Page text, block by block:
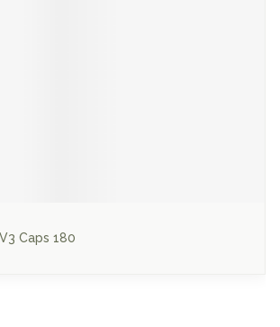
Caps 180